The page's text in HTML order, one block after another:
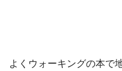
よくウォーキングの本で